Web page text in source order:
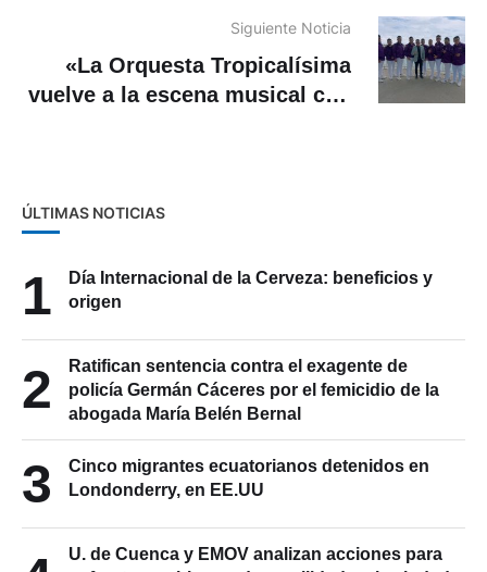
Siguiente Noticia
«La Orquesta Tropicalísima
vuelve a la escena musical con
ÚLTIMAS NOTICIAS
1
Día Internacional de la Cerveza: beneficios y
origen
2
Ratifican sentencia contra el exagente de
policía Germán Cáceres por el femicidio de la
abogada María Belén Bernal
3
Cinco migrantes ecuatorianos detenidos en
Londonderry, en EE.UU
U. de Cuenca y EMOV analizan acciones para